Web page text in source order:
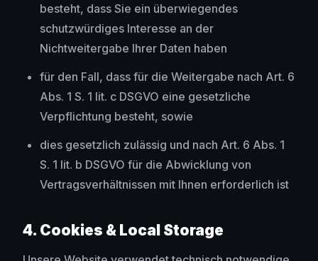
besteht, dass Sie ein überwiegendes
schutzwürdiges Interesse an der
Nichtweitergabe Ihrer Daten haben
für den Fall, dass für die Weitergabe nach Art. 6
Abs. 1 S. 1 lit. c DSGVO eine gesetzliche
Verpflichtung besteht, sowie
dies gesetzlich zulässig und nach Art. 6 Abs. 1
S. 1 lit. b DSGVO für die Abwicklung von
Vertragsverhältnissen mit Ihnen erforderlich ist
4. Cookies & Local Storage